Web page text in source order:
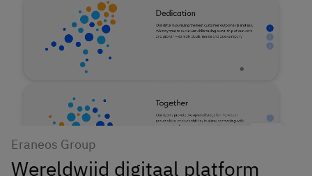
Eraneos Group
Wereldwijd digitaal platform